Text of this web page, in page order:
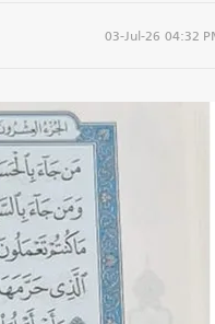
03-Jul-26 04:32